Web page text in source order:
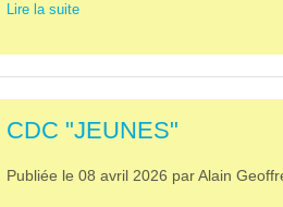
Lire la suite
CDC "JEUNES"
Publiée le 08 avril 2026 parAlain